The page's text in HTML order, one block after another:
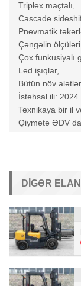
Triplex maçtalı,
Cascade
Pnevmatik
Çəngəlin
Çox funkusiyalı
Led işıqlar,
Bütün növ
İstehsal ili: 2024
Texnikaya bir il
Qiymətə ƏDV
DIGƏR